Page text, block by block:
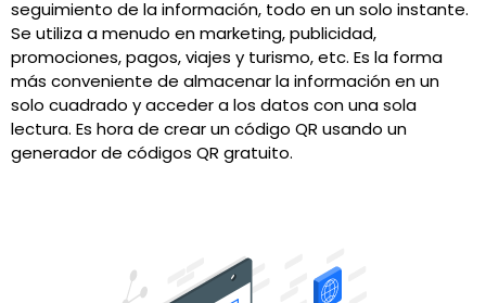
seguimiento de la información, todo en un solo instante.
Se utiliza a menudo en marketing, publicidad,
promociones, pagos, viajes y turismo, etc. Es la forma
más conveniente de almacenar la información en un
solo cuadrado y acceder a los datos con una sola
lectura. Es hora de crear un código QR usando un
generador de códigos QR gratuito.